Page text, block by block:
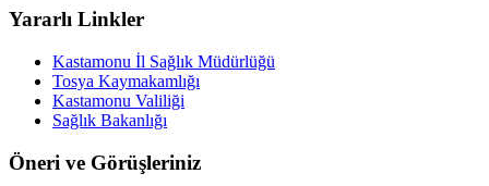
Yararlı Linkler
Kastamonu İl Sağlık Müdürlüğü
Tosya Kaymakamlığı
Kastamonu Valiliği
Sağlık Bakanlığı
Öneri ve Görüşleriniz